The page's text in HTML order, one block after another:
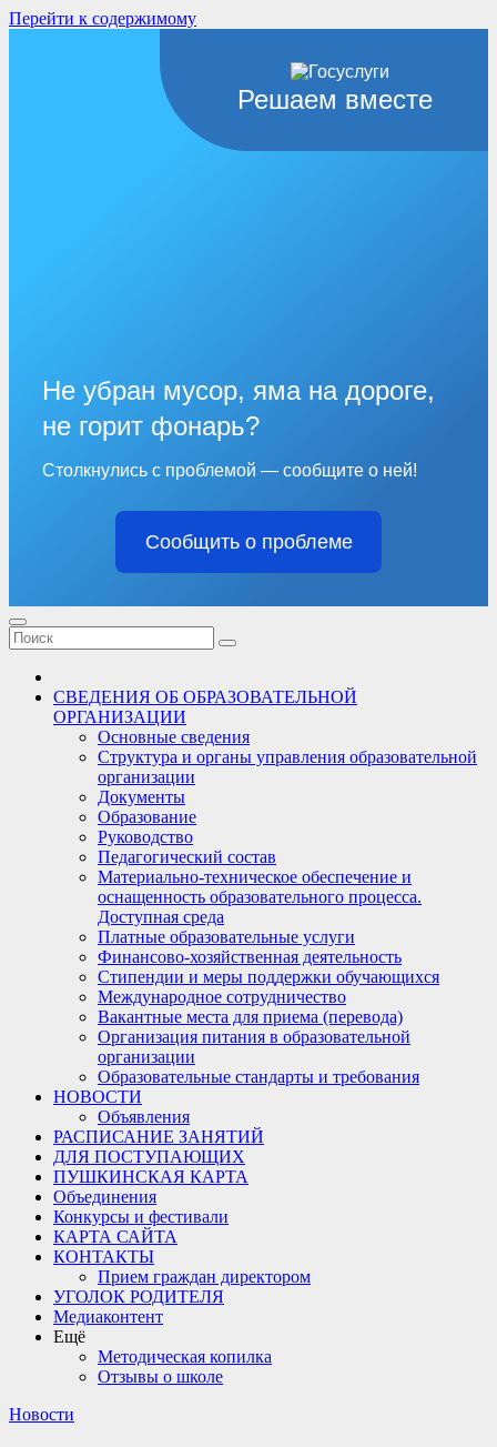
Перейти к содержимому
Решаем вместе
Не убран мусор, яма на дороге,
не горит фонарь?
Столкнулись с проблемой — сообщите о ней!
Сообщить о проблеме
СВЕДЕНИЯ ОБ ОБРАЗОВАТЕЛЬНОЙ
ОРГАНИЗАЦИИ
Основные сведения
Структура и органы управления образовательной
организации
Документы
Образование
Руководство
Педагогический состав
Материально-техническое обеспечение и
оснащенность образовательного процесса.
Доступная среда
Платные образовательные услуги
Финансово-хозяйственная деятельность
Стипендии и меры поддержки обучающихся
Международное сотрудничество
Вакантные места для приема (перевода)
Организация питания в образовательной
организации
Образовательные стандарты и требования
НОВОСТИ
Объявления
РАСПИСАНИЕ ЗАНЯТИЙ
ДЛЯ ПОСТУПАЮЩИХ
ПУШКИНСКАЯ КАРТА
Объединения
Конкурсы и фестивали
КАРТА САЙТА
КОНТАКТЫ
Прием граждан директором
УГОЛОК РОДИТЕЛЯ
Медиаконтент
Ещё
Методическая копилка
Отзывы о школе
Новости